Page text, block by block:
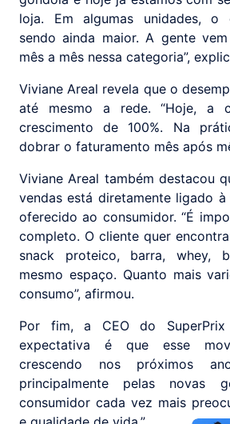
loja. Em algumas unidades, o
sendo ainda maior. A gente
mês a mês nessa categoria”,
Viviane Areal revela que o
até mesmo a rede. “Hoje, a
crescimento de 100%. Na
dobrar o faturamento mês após
Viviane Areal também destacou
vendas está diretamente ligado
oferecido ao consumidor. “É
completo. O cliente quer
snack proteico, barra, whey,
mesmo espaço. Quanto mais
consumo”, afirmou.
Por fim, a CEO do SuperPrix
expectativa é que esse
crescendo nos próximos
principalmente pelas novas
consumidor cada vez mais